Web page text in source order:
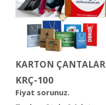
KARTON ÇANTALAR
KRÇ-100
Fiyat sorunuz.